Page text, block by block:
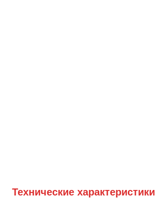
Технические характеристики